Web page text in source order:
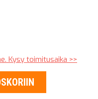
Kysy toimitusaika >>